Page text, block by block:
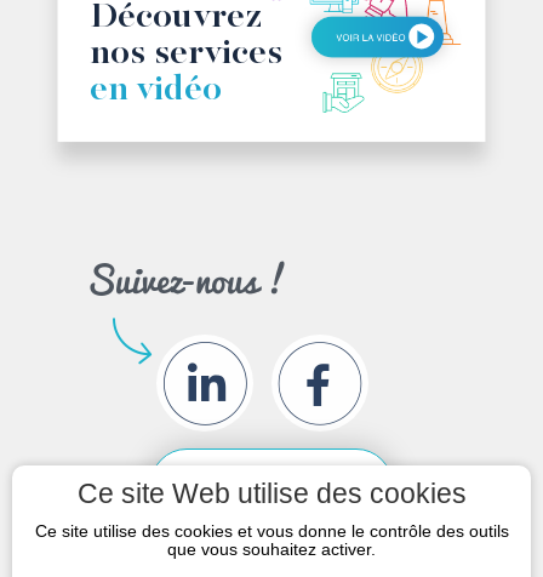
Ma plateforme digitale
Découvrez
nos services
en vidéo
Ce site Web utilise des cookies
Ce site utilise des cookies et vous donne le contrôle des outils
que vous souhaitez activer.